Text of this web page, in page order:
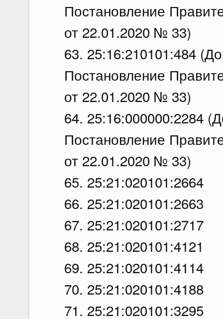
Постановление
от 22.01.2020 № 33)
63. 25:16:210101:484
Постановление
от 22.01.2020 № 33)
64. 25:16:000000:2284
Постановление
от 22.01.2020 № 33)
65. 25:21:020101:2664
66. 25:21:020101:2663
67. 25:21:020101:2717
68. 25:21:020101:4121
69. 25:21:020101:4114
70. 25:21:020101:4188
71. 25:21:020101:3295